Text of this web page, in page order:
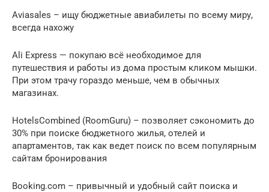
Aviasales – ищу бюджетные авиабилеты по всему миру,
всегда нахожу
Ali Express — покупаю всё необходимое для
путешествия и работы из дома простым кликом мышки.
При этом трачу гораздо меньше, чем в обычных
магазинах.
HotelsCombined (RoomGuru) – позволяет сэкономить до
30% при поиске бюджетного жилья, отелей и
апартаментов, так как ведет поиск по всем популярным
сайтам бронирования
Booking.com – привычный и удобный сайт поиска и